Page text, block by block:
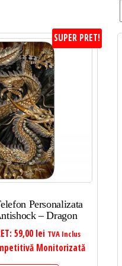
SUPER PRET!
Personalizata
– Dragon
59,00 lei TVA Inclus
Monitorizată